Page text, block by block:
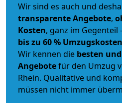
Wir sind es auch und
transparente Angebote,
Kosten, ganz im Gegenteil
bis zu 60 %
Wir kennen die besten
Angebotefür den Umzug
Rhein. Qualitative und
müssen nicht immer